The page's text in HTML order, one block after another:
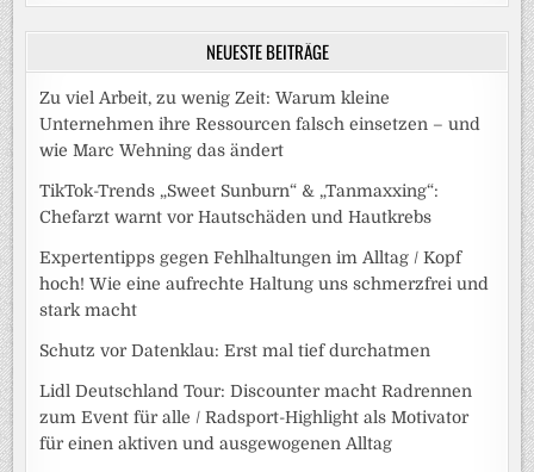
NEUESTE BEITRÄGE
Zu viel Arbeit, zu wenig Zeit: Warum kleine
Unternehmen ihre Ressourcen falsch einsetzen – und
wie Marc Wehning das ändert
TikTok-Trends „Sweet Sunburn“ & „Tanmaxxing“:
Chefarzt warnt vor Hautschäden und Hautkrebs
Expertentipps gegen Fehlhaltungen im Alltag / Kopf
hoch! Wie eine aufrechte Haltung uns schmerzfrei und
stark macht
Schutz vor Datenklau: Erst mal tief durchatmen
Lidl Deutschland Tour: Discounter macht Radrennen
zum Event für alle / Radsport-Highlight als Motivator
für einen aktiven und ausgewogenen Alltag